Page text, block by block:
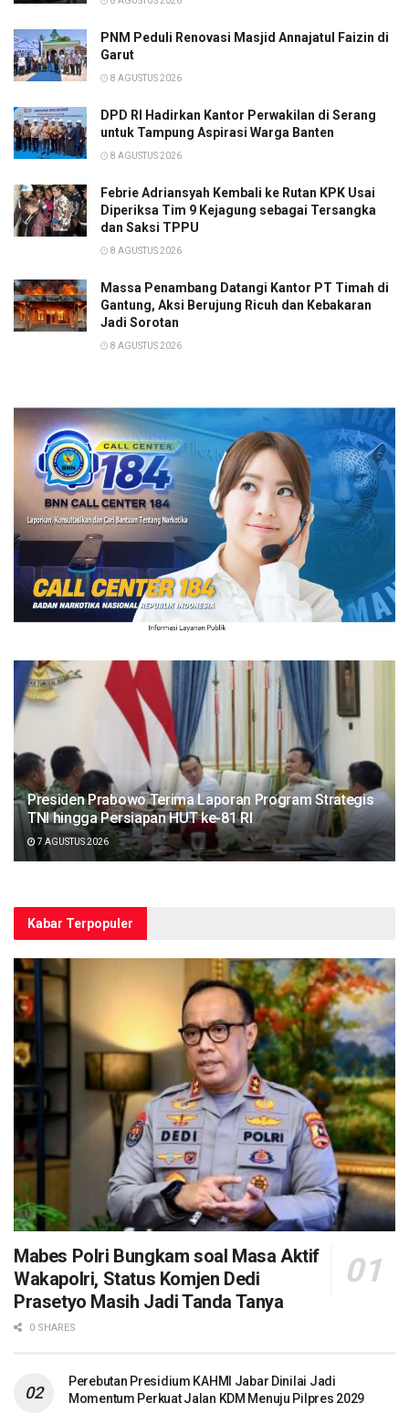
PNM Peduli Renovasi Masjid Annajatul Faizin di
Garut
8 AGUSTUS 2026
DPD RI Hadirkan Kantor Perwakilan di Serang
untuk Tampung Aspirasi Warga Banten
8 AGUSTUS 2026
Febrie Adriansyah Kembali ke Rutan KPK Usai
Diperiksa Tim 9 Kejagung sebagai Tersangka
dan Saksi TPPU
8 AGUSTUS 2026
Massa Penambang Datangi Kantor PT Timah di
Gantung, Aksi Berujung Ricuh dan Kebakaran
Jadi Sorotan
8 AGUSTUS 2026
Presiden Prabowo Terima Laporan Program Strategis
TNI hingga Persiapan HUT ke-81 RI
7 AGUSTUS 2026
Kabar Terpopuler
Mabes Polri Bungkam soal Masa Aktif
Wakapolri, Status Komjen Dedi
Prasetyo Masih Jadi Tanda Tanya
0 SHARES
Perebutan Presidium KAHMI Jabar Dinilai Jadi
Momentum Perkuat Jalan KDM Menuju Pilpres 2029